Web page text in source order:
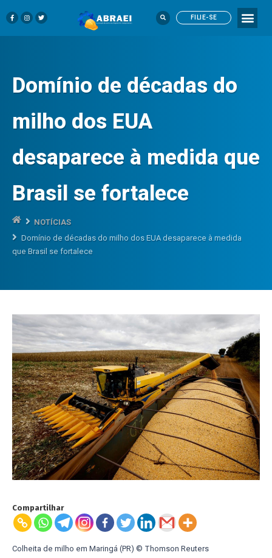
FILIE-SE
Domínio de décadas do
milho dos EUA
desaparece à medida que
Brasil se fortalece
NOTÍCIAS
Domínio de décadas do milho dos EUA desaparece à medida
que Brasil se fortalece
Compartilhar
Colheita de milho em Maringá (PR) © Thomson Reuters